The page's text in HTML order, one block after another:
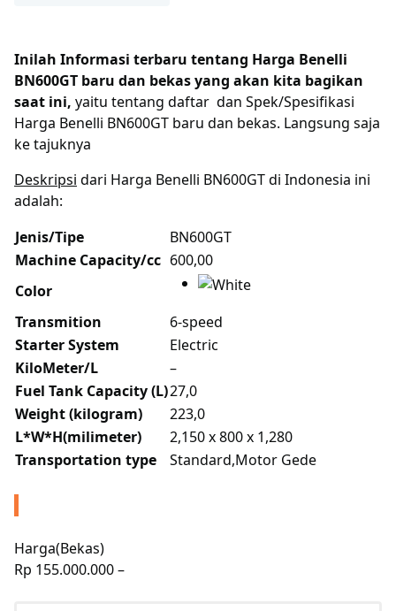
Inilah Informasi terbaru tentang Harga Benelli
BN600GT baru dan bekas yang akan kita bagikan
saat ini, yaitu tentang daftar dan Spek/Spesifikasi
Harga Benelli BN600GT baru dan bekas. Langsung saja
ke tajuknya
Deskripsi dari Harga Benelli BN600GT di Indonesia ini
adalah:
Jenis/Tipe
BN600GT
Machine Capacity/cc 600,00
Color
Transmition
6-speed
Starter System
Electric
KiloMeter/L
–
Fuel Tank Capacity (L)27,0
Weight (kilogram)
223,0
L*W*H(milimeter)
2,150 x 800 x 1,280
Transportation type
Standard,Motor Gede
Harga(Bekas)
Rp 155.000.000–